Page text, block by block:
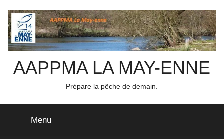
au
contenu
AAPPMA LA MAY-ENNE
Prèpare la pêche de demain.
Menu